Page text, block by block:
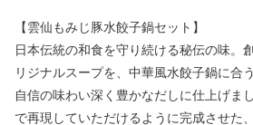
【雲仙もみじ豚水餃子鍋セット】
日本伝統の和食を守り続ける秘伝の味。
リジナルスープを、中華風水餃子鍋に合
自信の味わい深く豊かなだしに仕上げま
で再現していただけるように完成させ